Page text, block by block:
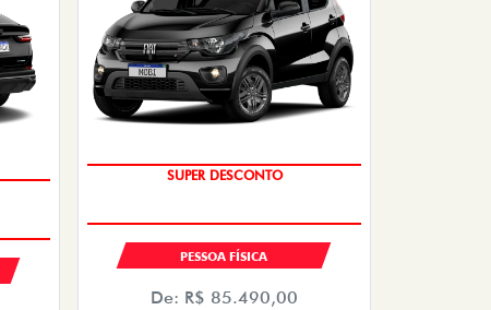
TAXA ZERO
PESSOA FÍSICA
De: R$ 85.490,00